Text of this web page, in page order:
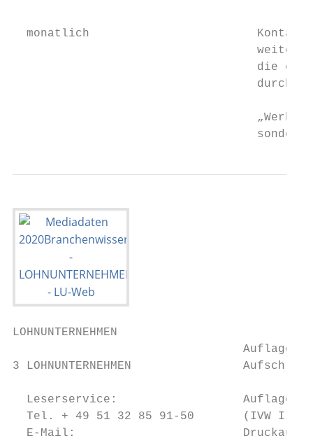
monatlich
die
durch
sondern
LOHNUNTERNEHMEN
Auflage,
3 LOHNUNTERNEHMEN
Leserservice:                  Auflage:
Tel. + 49 51 32 85 91-50       (IVW II/
E-Mail: